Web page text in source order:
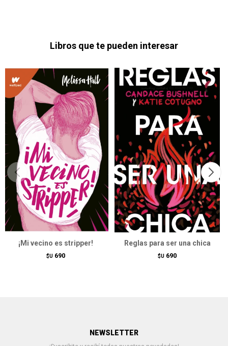
Libros que te pueden interesar
¡Mi vecino es stripper!
$U 690
Reglas para ser una chica
$U 690
NEWSLETTER